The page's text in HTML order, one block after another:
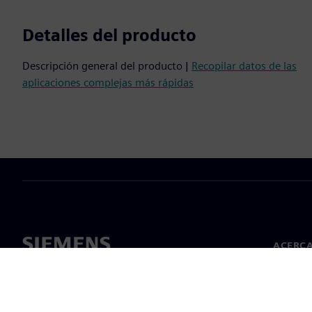
Detalles del producto
Descripción general del producto | Recopilar datos de las
aplicaciones complejas más rápidas